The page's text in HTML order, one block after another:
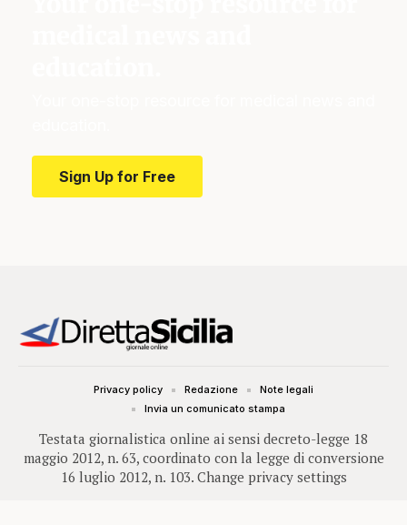
Sign Up for Free
Testata giornalistica online ai sensi decreto-legge 18
maggio 2012, n. 63, coordinato con la legge di conversione
16 luglio 2012, n. 103. Change privacy settings
Privacy policy Redazione
Note legali
Invia un comunicato stampa